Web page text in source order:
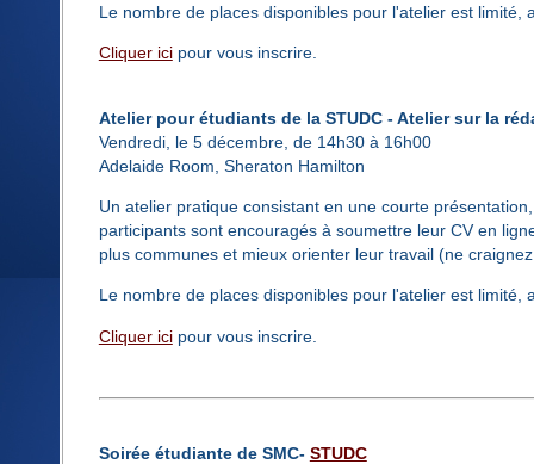
Le nombre de places disponibles pour l'atelier est limité,
Cliquer icipour vous inscrire.
Atelier pour étudiants de la STUDC - Atelier sur la
Vendredi, le 5 décembre, de 14h30 à 16h00
Adelaide Room, Sheraton Hamilton
Un atelier pratique consistant en une courte
participants sont encouragés à soumettre leur CV en
plus communes et mieux orienter leur travail (ne
Le nombre de places disponibles pour l'atelier est limité,
Cliquer icipour vous inscrire.
Soirée étudiante de SMC- STUDC